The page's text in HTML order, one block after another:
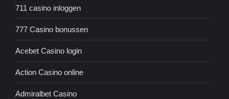
711 casino inloggen
777 Casino bonussen
Acebet Casino login
Action Casino online
Admiralbet Casino